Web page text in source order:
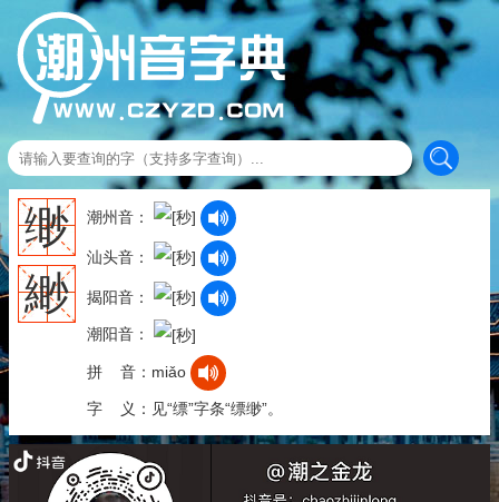
缈
緲
潮州音：
汕头音：
揭阳音：
潮阳音：
拼 音：miǎo
字 义：见“缥”字条“缥缈”。